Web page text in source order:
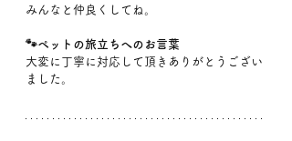
みんなと仲良くしてね。
🐾ペットの旅立ちへのお言葉
大変に丁寧に対応して頂きありがとうござい
ました。